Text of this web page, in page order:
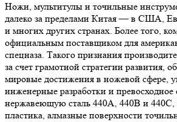
Ножи, мультитулы и точильные
далеко за пределами Китая — в США,
и многих других странах. Более того,
официальным поставщиком для
спецназа. Такого признания
за счет грамотной стратегии развития,
мировые достижения в ножевой сфере,
инженерные разработки и
нержавеющую сталь 440A, 440B и 440С,
пластика, алмазные поверхности